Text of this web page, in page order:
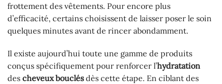
frottement des vêtements. Pour encore plus
d’efficacité, certains choisissent de laisser poser le soin
quelques minutes avant de rincer abondamment.
Il existe aujourd’hui toute une gamme de produits
conçus spécifiquement pour renforcer l’hydratation
des cheveux bouclésdès cette étape. En ciblant des